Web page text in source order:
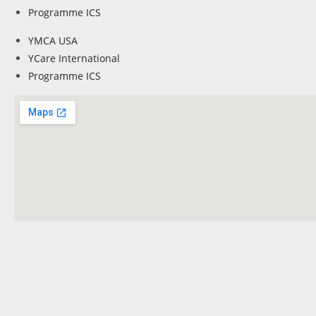
Programme ICS
YMCA USA
YCare International
Programme ICS